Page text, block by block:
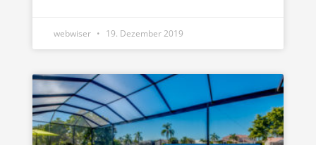
webwiser 19. Dezember 2019